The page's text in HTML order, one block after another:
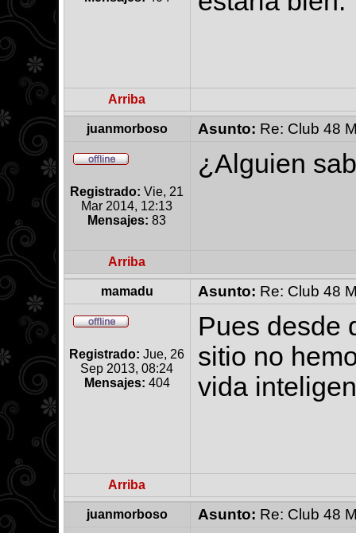
Arriba
juanmorboso Asunto: Re: Club 48
Registrado: Vie, 21
Mar 2014, 12:13
Mensajes: 83
¿Alguien
Arriba
mamadu Asunto: Re: Club 48
Registrado: Jue, 26
Sep 2013, 08:24
Mensajes: 404
Pues desde
sitio no
vida
Arriba
juanmorboso Asunto: Re: Club 48